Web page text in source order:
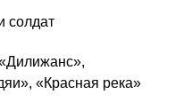
солдат
«Красная река»